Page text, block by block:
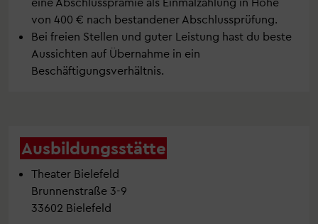
von 400 € nach bestandener Abschlussprüfung.
Bei freien Stellen und guter Leistung hast du beste
Aussichten auf Übernahme in ein
Beschäftigungsverhältnis.
Ausbildungsstätte
Theater Bielefeld
Brunnenstraße 3-9
33602 Bielefeld